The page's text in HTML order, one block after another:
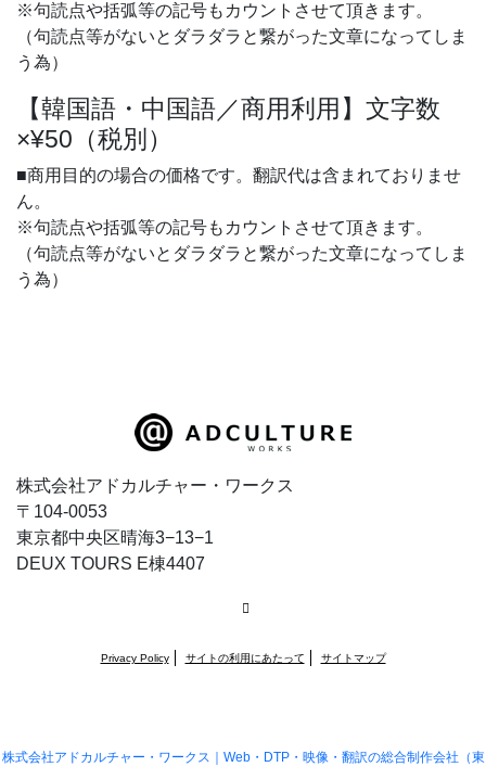
※句読点や括弧等の記号もカウントさせて頂きます。
（句読点等がないとダラダラと繋がった文章になってしま
う為）
【韓国語・中国語／商用利用】文字数
×¥50（税別）
■商用目的の場合の価格です。翻訳代は含まれておりませ
ん。
※句読点や括弧等の記号もカウントさせて頂きます。
（句読点等がないとダラダラと繋がった文章になってしま
う為）
株式会社アドカルチャー・ワークス
〒104-0053
東京都中央区晴海3−13−1
DEUX TOURS E棟4407
Privacy Policy サイトの利用にあたって サイトマップ
株式会社アドカルチャー・ワークス｜Web・DTP・映像・翻訳の総合制作会社（東